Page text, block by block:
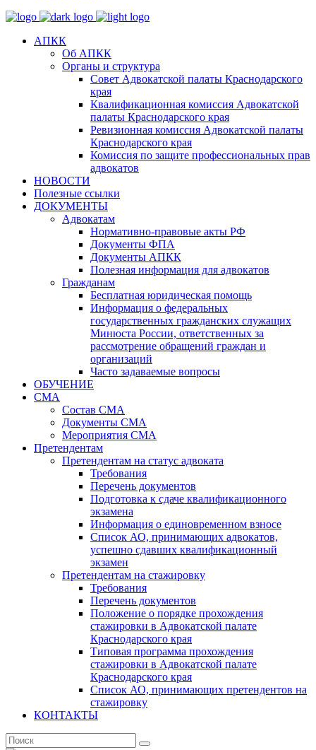
АПКК
Об АПКК
Органы и структура
Совет Адвокатской палаты Краснодарского
края
Квалификационная комиссия Адвокатской
палаты Краснодарского края
Ревизионная комиссия Адвокатской палаты
Краснодарского края
Комиссия по защите профессиональных прав
адвокатов
НОВОСТИ
Полезные ссылки
ДОКУМЕНТЫ
Адвокатам
Нормативно-правовые акты РФ
Документы ФПА
Документы АПКК
Полезная информация для адвокатов
Гражданам
Бесплатная юридическая помощь
Информация о федеральных
государственных гражданских служащих
Минюста России, ответственных за
рассмотрение обращений граждан и
организаций
Часто задаваемые вопросы
ОБУЧЕНИЕ
СМА
Состав СМА
Документы СМА
Мероприятия СМА
Претендентам
Претендентам на статус адвоката
Требования
Перечень документов
Подготовка к сдаче квалификационного
экзамена
Информация о единовременном взносе
Список АО, принимающих адвокатов,
успешно сдавших квалификационный
экзамен
Претендентам на стажировку
Требования
Перечень документов
Положение о порядке прохождения
стажировки в Адвокатской палате
Краснодарского края
Типовая программа прохождения
стажировки в Адвокатской палате
Краснодарского края
Список АО, принимающих претендентов на
стажировку
КОНТАКТЫ